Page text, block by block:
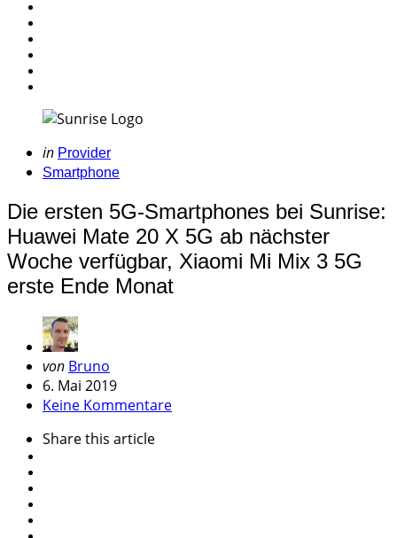
Categories
Posted
in
in Provider
Smartphone
Die ersten 5G-Smartphones bei Sunrise:
Huawei Mate 20 X 5G ab nächster
Woche verfügbar, Xiaomi Mi Mix 3 5G
erste Ende Monat
Geschrieben
von
von Bruno
6. Mai 2019
Keine Kommentare
Sharethis article